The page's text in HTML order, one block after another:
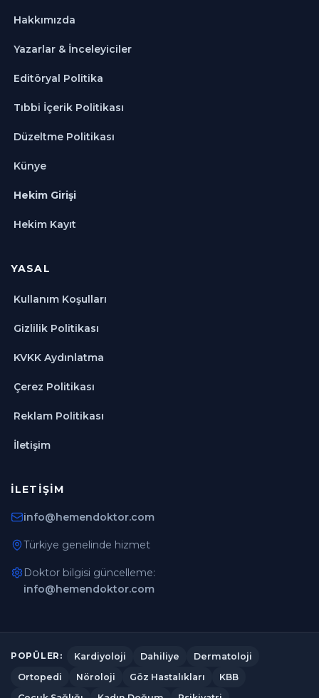
Hakkımızda
Yazarlar & İnceleyiciler
Editöryal Politika
Tıbbi İçerik Politikası
Düzeltme Politikası
Künye
Hekim Girişi
Hekim Kayıt
YASAL
Kullanım Koşulları
Gizlilik Politikası
KVKK Aydınlatma
Çerez Politikası
Reklam Politikası
İletişim
İLETIŞIM
info@hemendoktor.com
Türkiye genelinde hizmet
Doktor bilgisi güncelleme:
info@hemendoktor.com
POPÜLER: Kardiyoloji Dahiliye
Dermatoloji
Ortopedi
Nöroloji Göz Hastalıkları
KBB